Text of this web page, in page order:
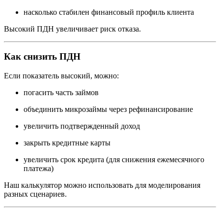
насколько стабилен финансовый профиль клиента
Высокий ПДН увеличивает риск отказа.
Как снизить ПДН
Если показатель высокий, можно:
погасить часть займов
объединить микрозаймы через рефинансирование
увеличить подтвержденный доход
закрыть кредитные карты
увеличить срок кредита (для снижения ежемесячного
платежа)
Наш калькулятор можно использовать для моделирования
разных сценариев.